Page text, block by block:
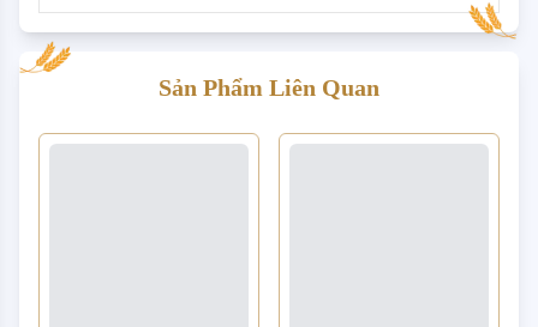
Sản Phẩm Liên Quan